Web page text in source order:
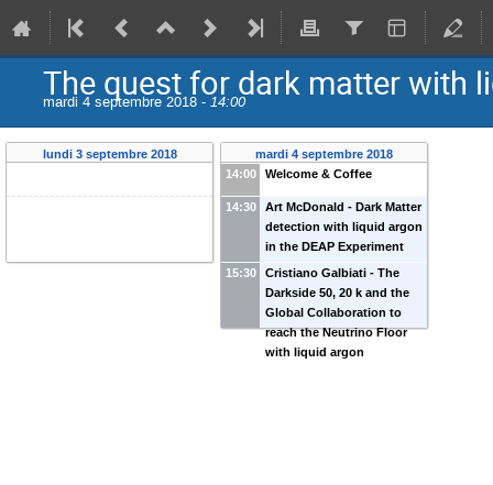
The quest for dark matter with
mardi 4 septembre 2018 - 14:00
lundi 3 septembre 2018
mardi 4 septembre 2018
14:00
Welcome & Coffee
14:30
Art McDonald - Dark Matter
detection with liquid argon
in the DEAP Experiment
15:30
Cristiano Galbiati - The
Darkside 50, 20 k and the
Global Collaboration to
reach the Neutrino Floor
with liquid argon